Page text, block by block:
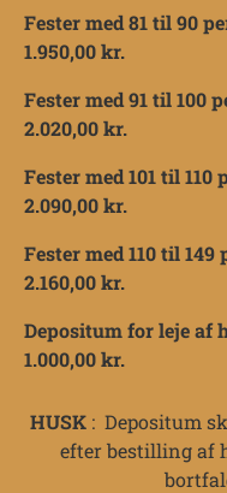
Fester med 81 til 90
1.950,00 kr.
Fester med 91 til 100
2.020,00 kr.
Fester med 101 til 110
2.090,00 kr.
Fester med 110 til 149
2.160,00 kr.
Depositum for leje af
1.000,00 kr.
HUSK : Depositum
efter bestilling af